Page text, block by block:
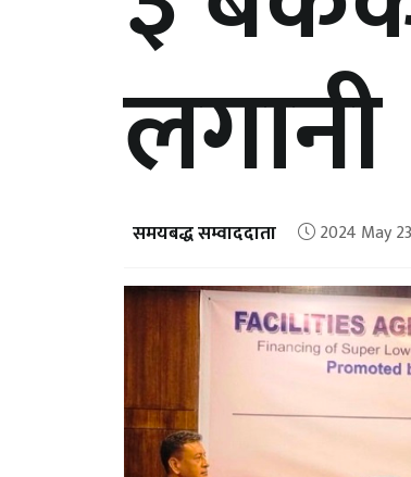
लगानी
समयबद्ध सम्वाददाता 2024 May 23